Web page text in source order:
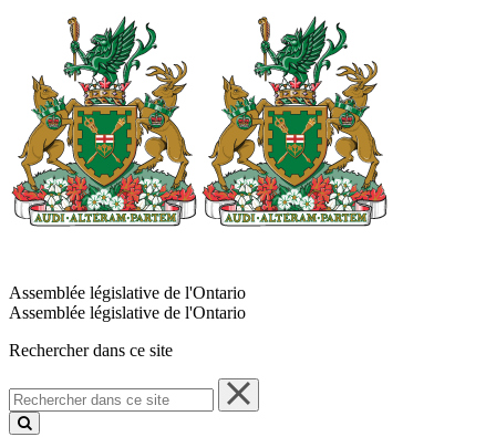
Assemblée législative de l'Ontario
Assemblée législative de l'Ontario
Rechercher dans ce site
Rechercher
dans
ce